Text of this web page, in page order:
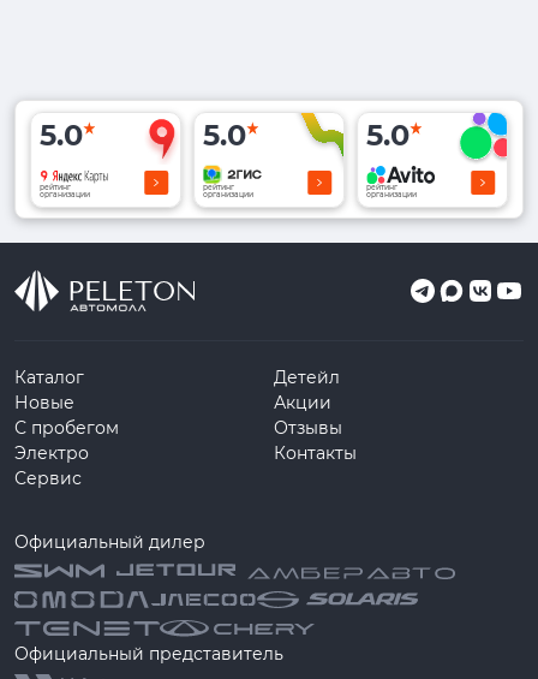
5.0
рейтинг
организации
5.0
рейтинг
организации
5.0
рейтинг
организации
Каталог
Новые
С пробегом
Электро
Сервис
Детейл
Акции
Отзывы
Контакты
Официальный дилер
Официальный представитель